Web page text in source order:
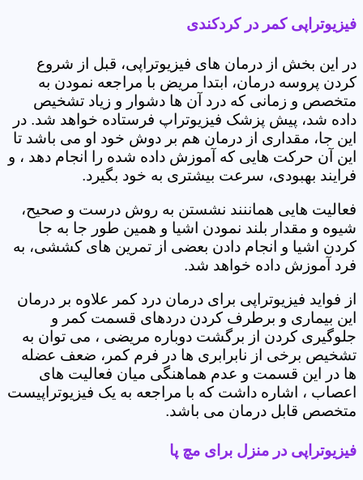
فیزیوتراپی کمر در کردکندی
در این بخش از درمان های فیزیوتراپی، قبل از شروع
کردن پروسه درمان، ابتدا مریض با مراجعه نمودن به
متخصص و زمانی که درد آن ها دشوار و زیاد تشخیص
داده شد، پیش پزشک فیزیوتراپ فرستاده خواهد شد. در
این جا، مقداری از درمان هم بر دوش خود او می باشد تا
این آن حرکت هایی که آموزش داده شده را انجام دهد ، و
فرایند بهبودی، سرعت بیشتری به خود بگیرد.
فعالیت هایی هماننند نشستن به روش درست و صحیح،
شیوه و مقدار بلند نمودن اشیا و همین طور جا به جا
کردن اشیا و انجام دادن بعضی از تمرین های کششی، به
فرد آموزش داده خواهد شد.
از فواید فیزیوتراپی برای درمان درد کمر علاوه بر درمان
این بیماری و برطرف کردن دردهای قسمت کمر و
جلوگیری کردن از برگشت دوباره مریضی ، می توان به
تشخیص برخی از نابرابری ها در فرم کمر، ضعف عضله
ها در این قسمت و عدم هماهنگی میان فعالیت های
اعصاب ، اشاره داشت که با مراجعه به یک فیزیوتراپیست
متخصص قابل درمان می باشد.
فیزیوتراپی در منزل برای مچ پا